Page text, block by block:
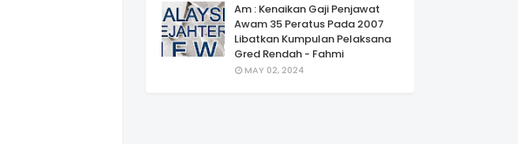
Am : Kenaikan Gaji Penjawat
Awam 35 Peratus Pada 2007
Libatkan Kumpulan Pelaksana
Gred Rendah - Fahmi
MAY 02, 2024